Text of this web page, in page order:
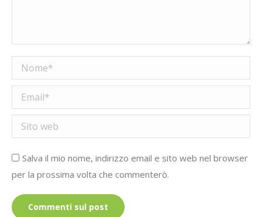
Nome *
Email *
Sito web
Salva il mio nome, indirizzo email e sito web nel browser
per la prossima volta che commenterò.
Commenti sul post